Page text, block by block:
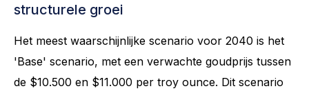
structurele groei
Het meest waarschijnlijke scenario voor 2040 is het
'Base' scenario, met een verwachte goudprijs tussen
de $10.500 en $11.000 per troy ounce. Dit scenario